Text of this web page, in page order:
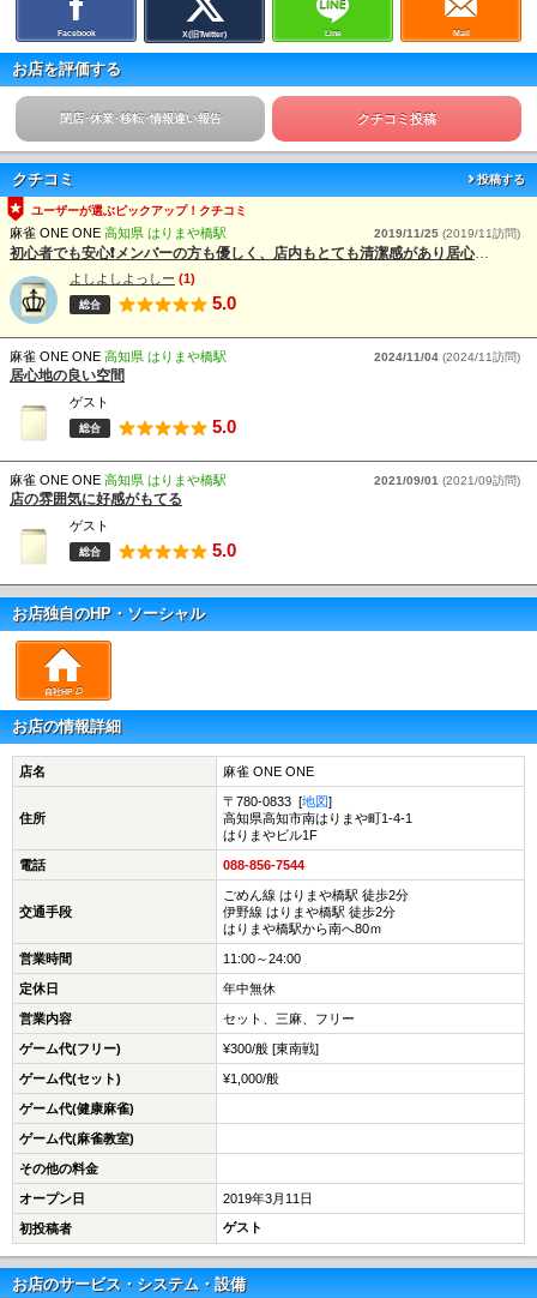
Facebook X(旧Twitter) Line Mail
お店を評価する
閉店･休業･移転･情報違い報告 クチコミ投稿
クチコミ 投稿する
ユーザーが選ぶピックアップ！クチコミ
麻雀 ONE ONE 高知県 はりまや橋駅
初心者でも安心❗️メンバーの方も優しく、店内もとても清潔感があり居心地が良すぎてオススメです🎵
2019/11/25(2019/11訪問)
よしよしよっしー (1)
総合 5.0
麻雀 ONE ONE 高知県 はりまや橋駅
居心地の良い空間
2024/11/04(2024/11訪問)
ゲスト
総合 5.0
麻雀 ONE ONE 高知県 はりまや橋駅
店の雰囲気に好感がもてる
2021/09/01(2021/09訪問)
ゲスト
総合 5.0
お店独自のHP・ソーシャル
自社HP
お店の情報詳細
店名 麻雀 ONE ONE
住所
〒780-0833 [地図 ]
高知県高知市南はりまや町1‐4‐1
はりまやビル1F
電話 088-856-7544
交通手段
ごめん線 はりまや橋駅 徒歩2分
伊野線 はりまや橋駅 徒歩2分
はりまや橋駅から南へ80ｍ
営業時間 11:00～24:00
定休日 年中無休
営業内容 セット、三麻、フリー
ゲーム代(フリー) ¥300/般 [東南戦]
ゲーム代(セット) ¥1,000/般
ゲーム代(健康麻雀)
ゲーム代(麻雀教室)
その他の料金
オープン日 2019年3月11日
初投稿者 ゲスト
お店のサービス・システム・設備